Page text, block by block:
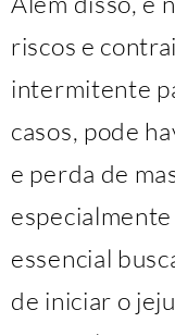
riscos e
intermitente
casos, pode
e perda de
essencial
de iniciar o